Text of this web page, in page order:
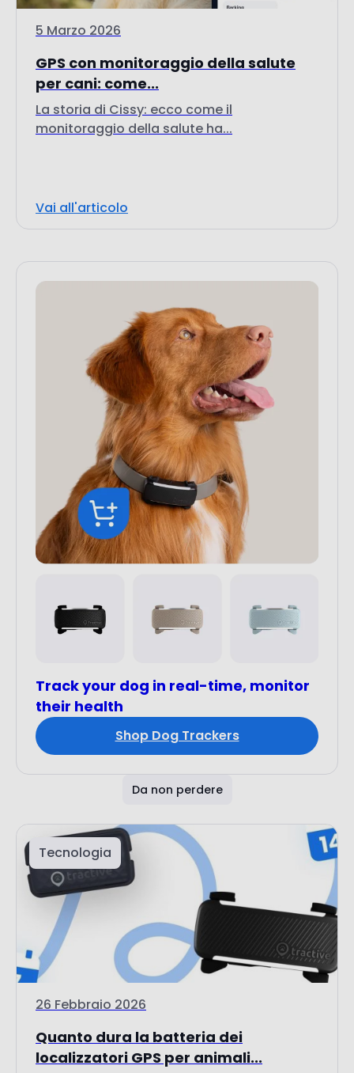
Track your dog in real-time, monitor
their health
Shop Dog Trackers
Da non perdere
Tecnologia
26 Febbraio 2026
Quanto dura la batteria dei
localizzatori GPS per animali...
5 Marzo 2026
GPS con monitoraggio della salute
per cani: come...
La storia di Cissy: ecco come il
monitoraggio della salute ha...
Vai all'articolo